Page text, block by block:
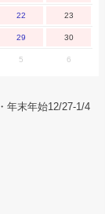
22 23
29 30
5 6
年末年始12/27-1/4